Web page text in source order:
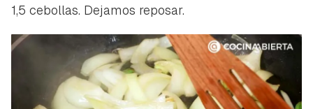
1,5 cebollas. Dejamos reposar.